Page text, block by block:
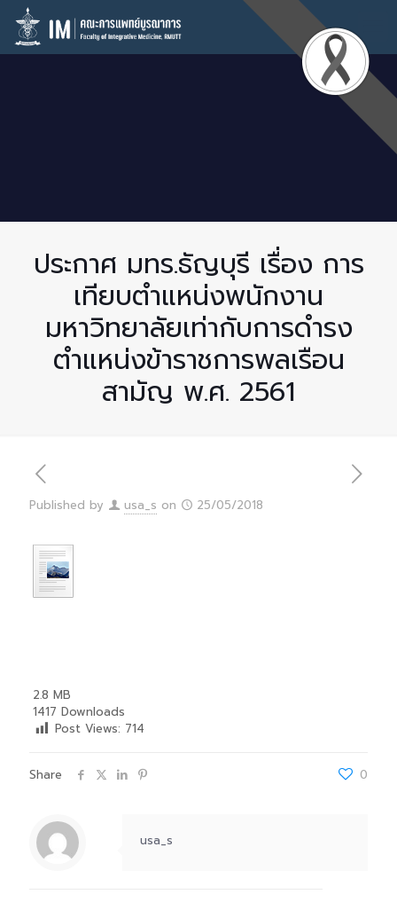
ประกาศ มทร.ธัญบุรี เรื่อง การ
เทียบตำแหน่งพนักงาน
มหาวิทยาลัยเท่ากับการดำรง
ตำแหน่งข้าราชการพลเรือน
สามัญ พ.ศ. 2561
Published by usa_s on 25/05/2018
2.8 MB
1417 Downloads
Post Views: 714
Share 0
usa_s